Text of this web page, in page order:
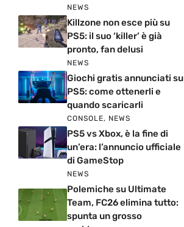
NEWS
Killzone non esce più su
PS5: il suo ‘killer’ è già
pronto, fan delusi
NEWS
Giochi gratis annunciati su
PS5: come ottenerli e
quando scaricarli
CONSOLE, NEWS
PS5 vs Xbox, è la fine di
un’era: l’annuncio ufficiale
di GameStop
NEWS
Polemiche su Ultimate
Team, FC26 elimina tutto:
spunta un grosso